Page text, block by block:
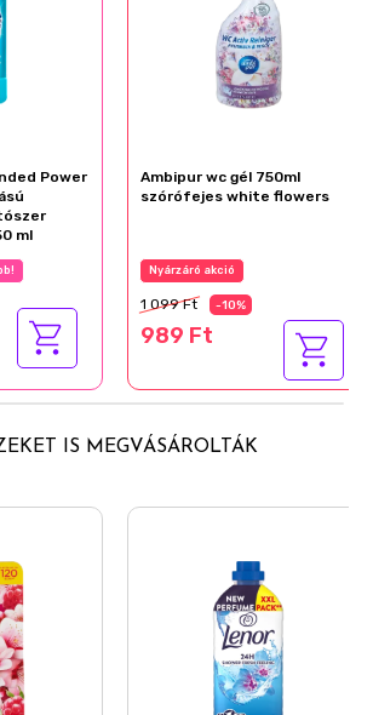
Power
ml
Ambipur wc gél 750ml
szórófejes white flowers
Nyárzáró akció
1 099 Ft -10%
989 Ft
IS MEGVÁSÁROLTÁK